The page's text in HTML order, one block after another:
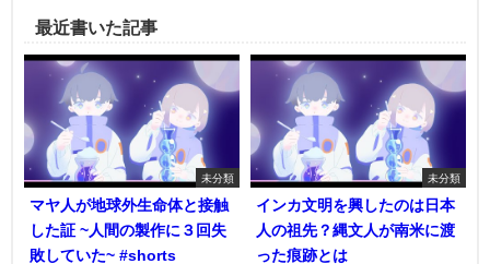
最近書いた記事
未分類
マヤ人が地球外生命体と接触
した証 ~人間の製作に３回失
敗していた~ #shorts
未分類
インカ文明を興したのは日本
人の祖先？縄文人が南米に渡
った痕跡とは